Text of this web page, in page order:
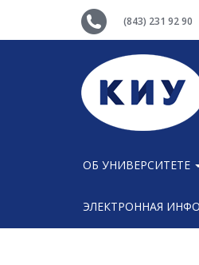
(843) 231 92 90
ОБ УНИВЕРСИТЕТЕ
ЭЛЕКТРОННАЯ